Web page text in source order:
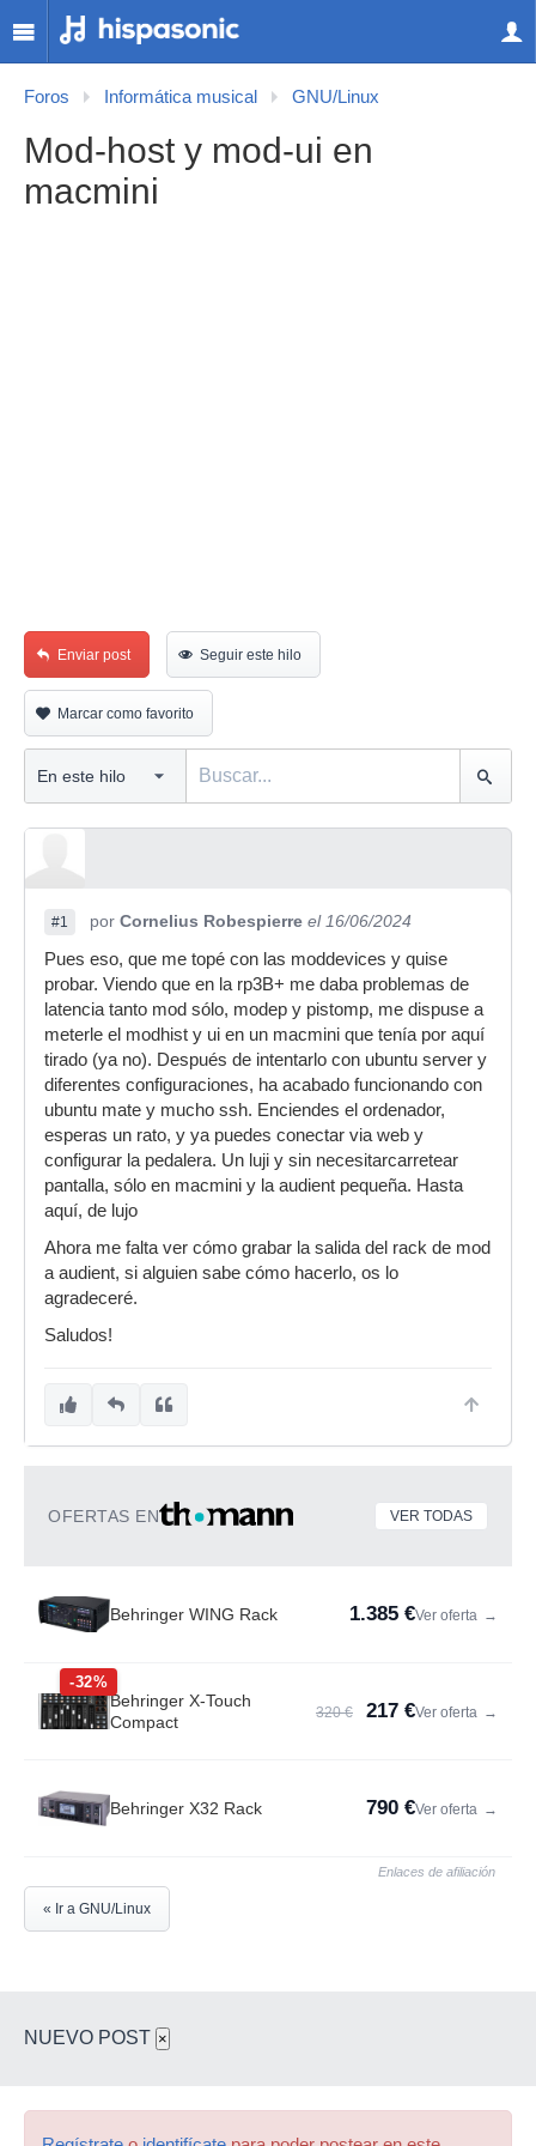
Foros Informática musical GNU/Linux
Mod-host y mod-ui en
macmini
Enviar post Seguir este hilo
Marcar como favorito
#1 por Cornelius Robespierre el 16/06/2024
Pues eso, que me topé con las moddevices y quise
probar. Viendo que en la rp3B+ me daba problemas de
latencia tanto mod sólo, modep y pistomp, me dispuse a
meterle el modhist y ui en un macmini que tenía por aquí
tirado (ya no). Después de intentarlo con ubuntu server y
diferentes configuraciones, ha acabado funcionando con
ubuntu mate y mucho ssh. Enciendes el ordenador,
esperas un rato, y ya puedes conectar via web y
configurar la pedalera. Un luji y sin necesitarcarretear
pantalla, sólo en macmini y la audient pequeña. Hasta
aquí, de lujo
Ahora me falta ver cómo grabar la salida del rack de mod
a audient, si alguien sabe cómo hacerlo, os lo
agradeceré.
Saludos!
OFERTAS EN VER TODAS
Behringer WING Rack 1.385 €Ver oferta →
-32%
Behringer X-Touch
Compact
320 € 217 €Ver oferta →
Behringer X32 Rack 790 €Ver oferta →
Enlaces de afiliación
« Ir a GNU/Linux
NUEVO POST ×